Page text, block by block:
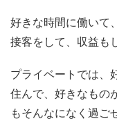
好きな時間に働いて
接客をして、収益も
プライベートでは、
住んで、好きなもの
もそんなになく過ご